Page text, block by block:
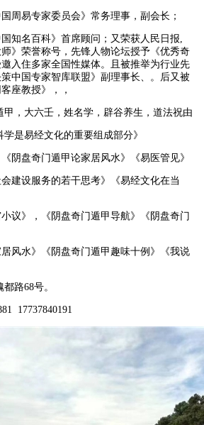
周易专家委员会》常务理事，副会长；
知名百科》首席顾问；又荣获人民日报,
师》荣誉称号，先锋人物论坛授予《优秀奇
入住多家全国性媒体。且被推举为行业先
中国专家智库联盟》副理事长、。后又被
座教授》，，
甲，大六壬，姓名学，辟谷养生，道法祝由
学是易经文化的重要组成部分》
阴盘奇门遁甲论家居风水》《易医管见》
会建设服务的若干思考》《易经文化在当
小议》，《阴盘奇门遁甲导航》《阴盘奇门
居风水》《阴盘奇门遁甲趣味十例》《我说
路68号。
17737840191